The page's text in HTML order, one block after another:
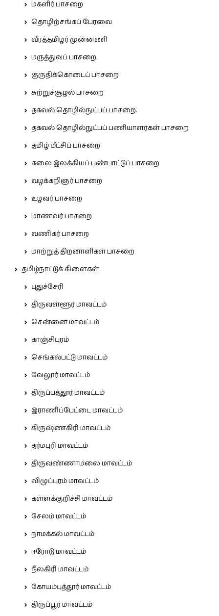
மகளிர் பாசறை
தொழிற்சங்கப் பேரவை
வீரத்தமிழர் முன்னணி
மருத்துவப் பாசறை
குருதிக்கொடைப் பாசறை
சுற்றுச்சூழல் பாசறை
தகவல் தொழில்நுட்பப் பாசறை.
தகவல் தொழில்நுட்பப் பணியாளர்கள் பாசறை
தமிழ் மீட்சிப் பாசறை
கலை இலக்கியப் பண்பாட்டுப் பாசறை
வழக்கறிஞர் பாசறை
உழவர் பாசறை
மாணவர் பாசறை
வணிகர் பாசறை
மாற்றுத் திறனாளிகள் பாசறை
தமிழ்நாட்டுக் கிளைகள்
புதுச்சேரி
திருவள்ளூர் மாவட்டம்
சென்னை மாவட்டம்
காஞ்சிபுரம்
செங்கல்பட்டு மாவட்டம்
வேலூர் மாவட்டம்
திருப்பத்தூர் மாவட்டம்
இராணிப்பேட்டை மாவட்டம்
கிருஷ்ணகிரி மாவட்டம்
தர்மபுரி மாவட்டம்
திருவண்ணாமலை மாவட்டம்
விழுப்புரம் மாவட்டம்
கள்ளக்குறிச்சி மாவட்டம்
சேலம் மாவட்டம்
நாமக்கல் மாவட்டம்
ஈரோடு மாவட்டம்
நீலகிரி மாவட்டம்
கோயம்புத்தூர் மாவட்டம்
திருப்பூர் மாவட்டம்